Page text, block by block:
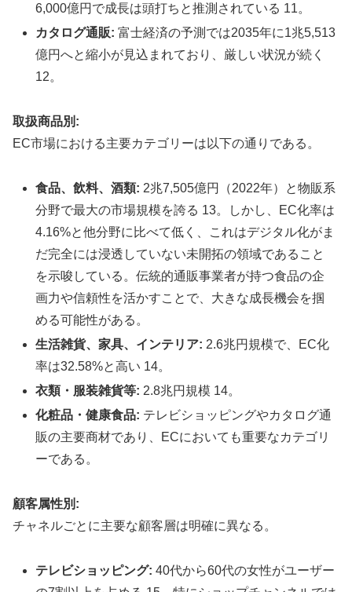
6,000億円で成長は頭打ちと推測されている 11。
カタログ通販: 富士経済の予測では2035年に1兆5,513
億円へと縮小が見込まれており、厳しい状況が続く
12。
取扱商品別:
EC市場における主要カテゴリーは以下の通りである。
食品、飲料、酒類: 2兆7,505億円（2022年）と物販系
分野で最大の市場規模を誇る 13。しかし、EC化率は
4.16%と他分野に比べて低く、これはデジタル化がま
だ完全には浸透していない未開拓の領域であること
を示唆している。伝統的通販事業者が持つ食品の企
画力や信頼性を活かすことで、大きな成長機会を掴
める可能性がある。
生活雑貨、家具、インテリア: 2.6兆円規模で、EC化
率は32.58%と高い 14。
衣類・服装雑貨等: 2.8兆円規模 14。
化粧品・健康食品: テレビショッピングやカタログ通
販の主要商材であり、ECにおいても重要なカテゴリ
ーである。
顧客属性別:
チャネルごとに主要な顧客層は明確に異なる。
テレビショッピング: 40代から60代の女性がユーザー